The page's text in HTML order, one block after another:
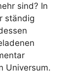
sind? In
ständig
Universum.